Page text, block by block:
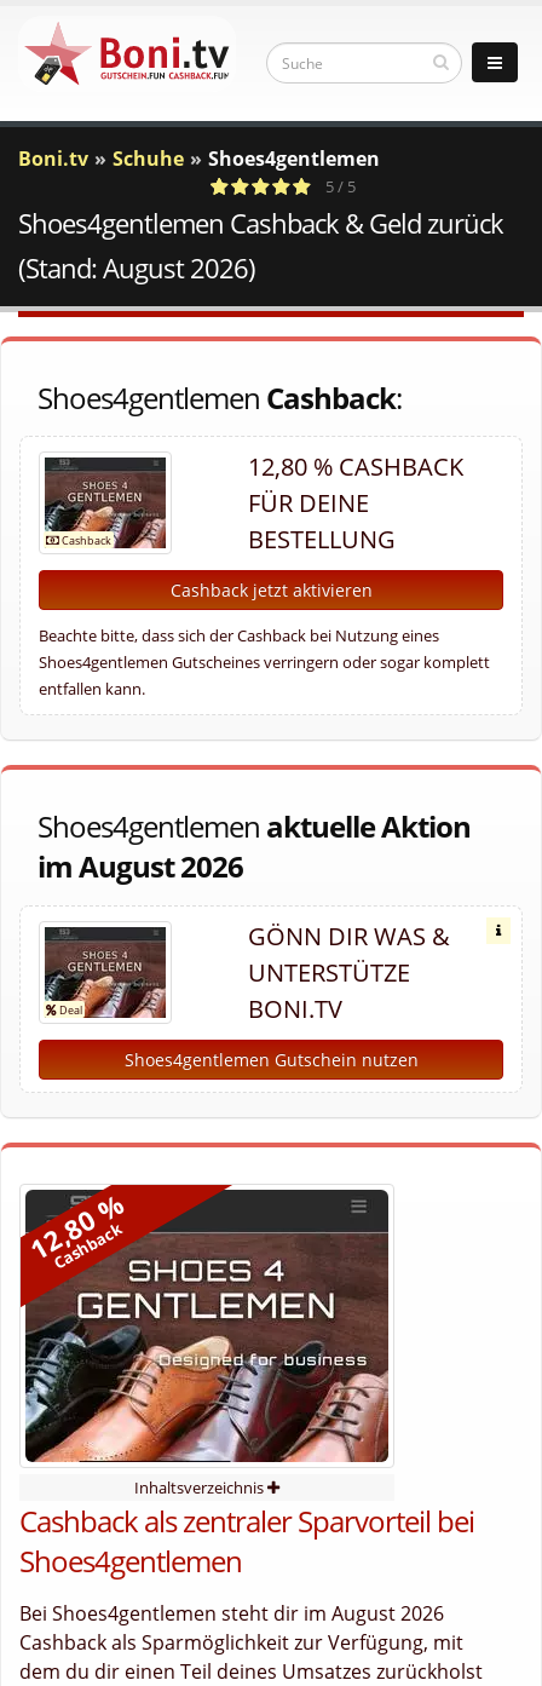
Boni.tv Schuhe Shoes4gentlemen
a
c
1 Votes
5 / 5
Shoes4gentlemen Cashback & Geld zurück
(Stand: August 2026)
Shoes4gentlemen Cashback:
12,80 % CASHBACK
FÜR DEINE
BESTELLUNG
Cashback jetzt aktivieren
Beachte bitte, dass sich der Cashback bei Nutzung eines
Shoes4gentlemen Gutscheines verringern oder sogar komplett
entfallen kann.
Shoes4gentlemen aktuelle Aktion
im August 2026
GÖNN DIR WAS &
UNTERSTÜTZE
BONI.TV
Shoes4gentlemen Gutschein nutzen
12,80 %
Cashback
Inhaltsverzeichnis
Cashback als zentraler Sparvorteil bei
Shoes4gentlemen
Bei Shoes4gentlemen steht dir im August 2026
Cashback als Sparmöglichkeit zur Verfügung, mit
dem du dir einen Teil deines Umsatzes zurückholst